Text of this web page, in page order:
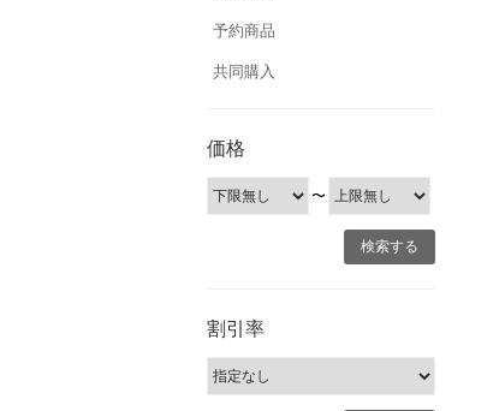
予約商品
共同購入
価格
〜
割引率